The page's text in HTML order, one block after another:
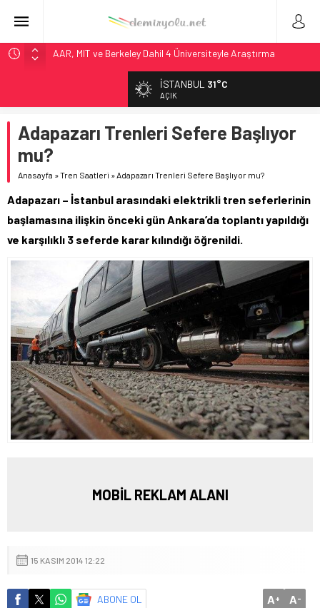
AAR, MIT ve Berkeley Dahil 4 Üniversiteyle Araştırma
Long Beach Limanı’na 58 Milyon Dolarlık Yeşil Yatırım Ödülü
Madrid 6. Hat 2027’de Sürücüsüz: Kapasite %70 Artacak
Laing O’Rourke, 17,2 Milyar Sterlinlik Siparişle Tesis
Büyütüyor
İSTANBUL 31°C
AÇIK
Adapazarı Trenleri Sefere Başlıyor
mu?
Anasayfa »Tren Saatleri »Adapazarı Trenleri Sefere Başlıyor mu?
Adapazarı – İstanbul arasındaki elektrikli tren seferlerinin
başlamasına ilişkin önceki gün Ankara’da toplantı yapıldığı
ve karşılıklı 3 seferde karar kılındığı öğrenildi.
MOBİL REKLAM ALANI
15 KASIM 2014 12:22
ABONE OL A+ A-